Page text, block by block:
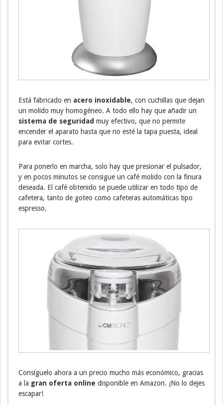
Está fabricado en acero inoxidable, con cuchillas que dejan
un molido muy homogéneo. A todo ello hay que añadir un
sistema de seguridad muy efectivo, que no permite
encender el aparato hasta que no esté la tapa puesta, ideal
para evitar cortes.
Para ponerlo en marcha, solo hay que presionar el pulsador,
y en pocos minutos se consigue un café molido con la finura
deseada. El café obtenido se puede utilizar en todo tipo de
cafetera, tanto de goteo como cafeteras automáticas tipo
espresso.
Consíguelo ahora a un precio mucho más económico, gracias
a la gran oferta online disponible en Amazon. ¡No lo dejes
escapar!